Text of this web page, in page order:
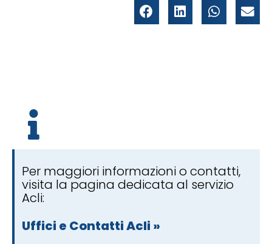
Per maggiori informazioni o contatti,
visita la pagina dedicata al servizio
Acli:
Uffici e Contatti Acli »